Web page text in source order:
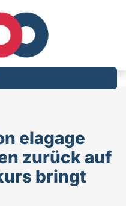
elagage
zurück auf
bringt